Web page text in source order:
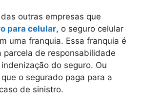
outras empresas que
para celular, o seguro celular
uma franquia. Essa franquia é
parcela de responsabilidade
do seguro. Ou
o segurado paga para a
de sinistro.